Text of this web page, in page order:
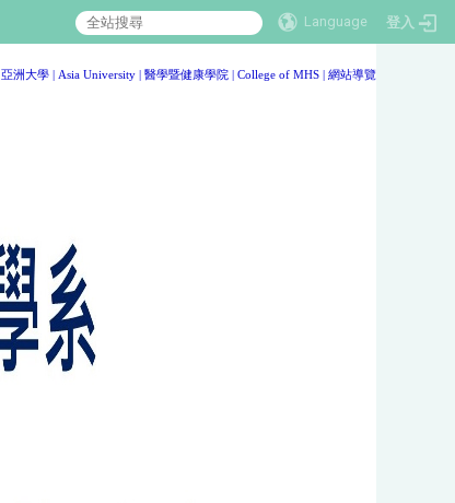
Language 登入
:::
亞洲大學 | Asia University | 醫學暨健康學院 | College of MHS | 網站導覽